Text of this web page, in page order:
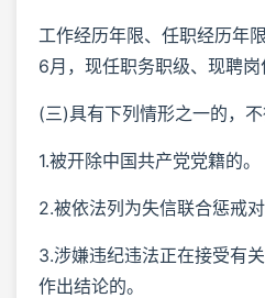
工作经历年限、任职经历年
6月，现任职务职级、现聘岗
(三)具有下列情形之一的，
1.被开除中国共产党党籍的。
2.被依法列为失信联合惩戒对
3.涉嫌违纪违法正在接受有
作出结论的。